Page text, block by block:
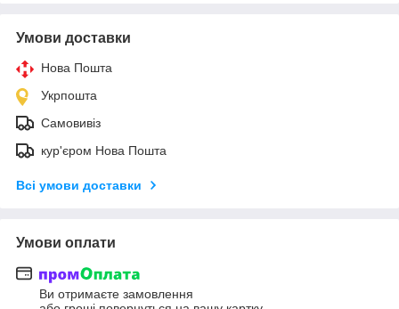
Умови доставки
Нова Пошта
Укрпошта
Самовивіз
кур'єром Нова Пошта
Всі умови доставки
Умови оплати
Ви отримаєте замовлення